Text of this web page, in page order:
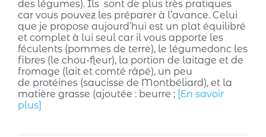
des légumes). Ils sont de plus très pratiques
car vous pouvez les préparer à l’avance. Celui
que je propose aujourd’hui est un plat équilibré
et complet à lui seul car il vous apporte les
féculents (pommes de terre), le légumedonc les
fibres (le chou-fleur), la portion de laitage et de
fromage (lait et comté râpé), un peu
de protéines (saucisse de Montbéliard), et la
matière grasse (ajoutée : beurre ; [En savoir
plus]